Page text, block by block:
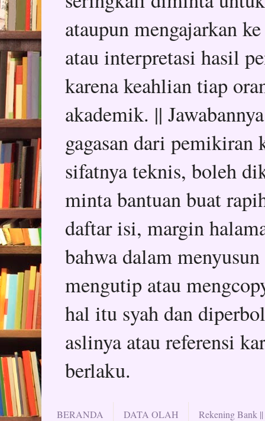
ataupun mengajarkan
atau interpretasi hasil
karena keahlian tiap
akademik. ||
gagasan dari
sifatnya teknis, boleh
minta bantuan buat
daftar isi, margin
bahwa dalam
mengutip atau
hal itu syah dan
aslinya atau referensi
berlaku.
BERANDA DATA OLAH
Rekening Bank